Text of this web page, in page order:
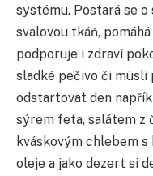
systému. Postará se
svalovou tkáň,
podporuje i zdraví
sladké pečivo či müsli
odstartovat den
sýrem feta, salátem z
kváskovým chlebem
oleje a jako dezert si